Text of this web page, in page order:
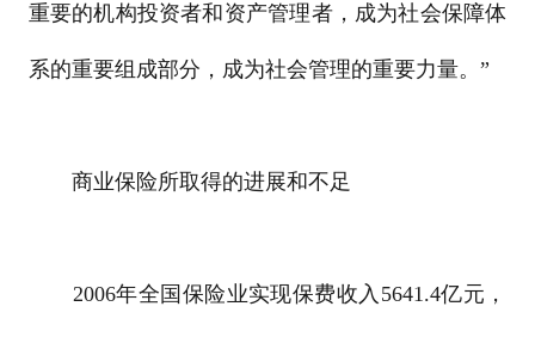
重要的机构投资者和资产管理者，成为社会保障体
系的重要组成部分，成为社会管理的重要力量。”
商业保险所取得的进展和不足
2006年全国保险业实现保费收入5641.4亿元，